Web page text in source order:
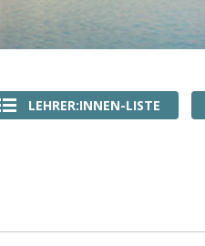
LEHRER:INNEN-LISTE